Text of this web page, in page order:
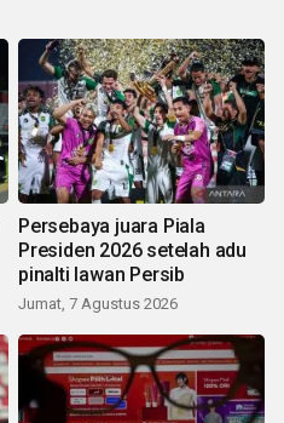
Persebaya juara Piala
Presiden 2026 setelah adu
pinalti lawan Persib
Jumat, 7 Agustus 2026